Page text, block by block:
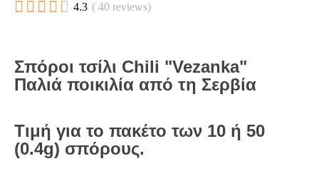
     4.3 ( 40 reviews)
Σπόροι τσίλι Chili "Vezanka"
Παλιά ποικιλία από τη Σερβία
Τιμή για το πακέτο των 10 ή 50
(0.4g) σπόρους.